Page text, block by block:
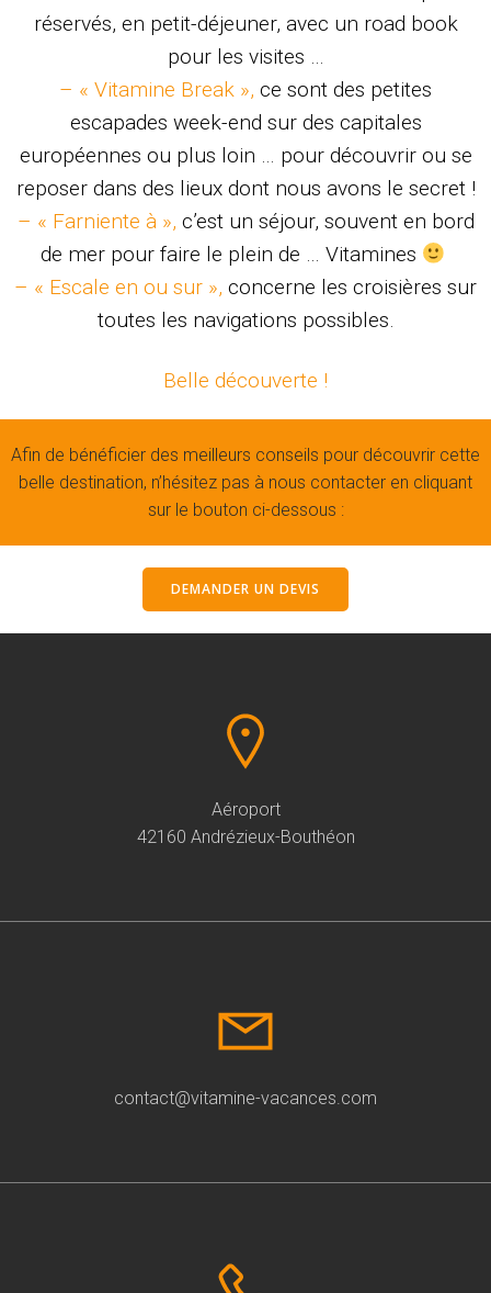
réservés, en petit-déjeuner, avec un road book
pour les visites …
– « Vitamine Break », ce sont des petites
escapades week-end sur des capitales
européennes ou plus loin … pour découvrir ou se
reposer dans des lieux dont nous avons le secret !
– « Farniente à », c’est un séjour, souvent en bord
de mer pour faire le plein de … Vitamines
– « Escale en ou sur », concerne les croisières sur
toutes les navigations possibles.
Belle découverte !
Afin de bénéficier des meilleurs conseils pour découvrir cette
belle destination, n’hésitez pas à nous contacter en cliquant
sur le bouton ci-dessous :
DEMANDER UN DEVIS
Aéroport
42160 Andrézieux-Bouthéon
contact@vitamine-vacances.com